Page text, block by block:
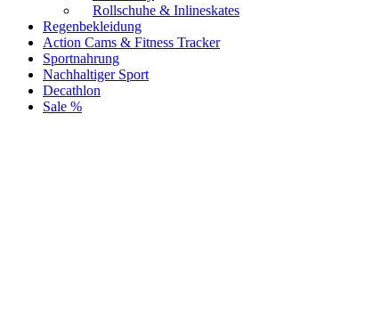
Rollschuhe & Inlineskates
Regenbekleidung
Action Cams & Fitness Tracker
Sportnahrung
Nachhaltiger Sport
Decathlon
Sale %